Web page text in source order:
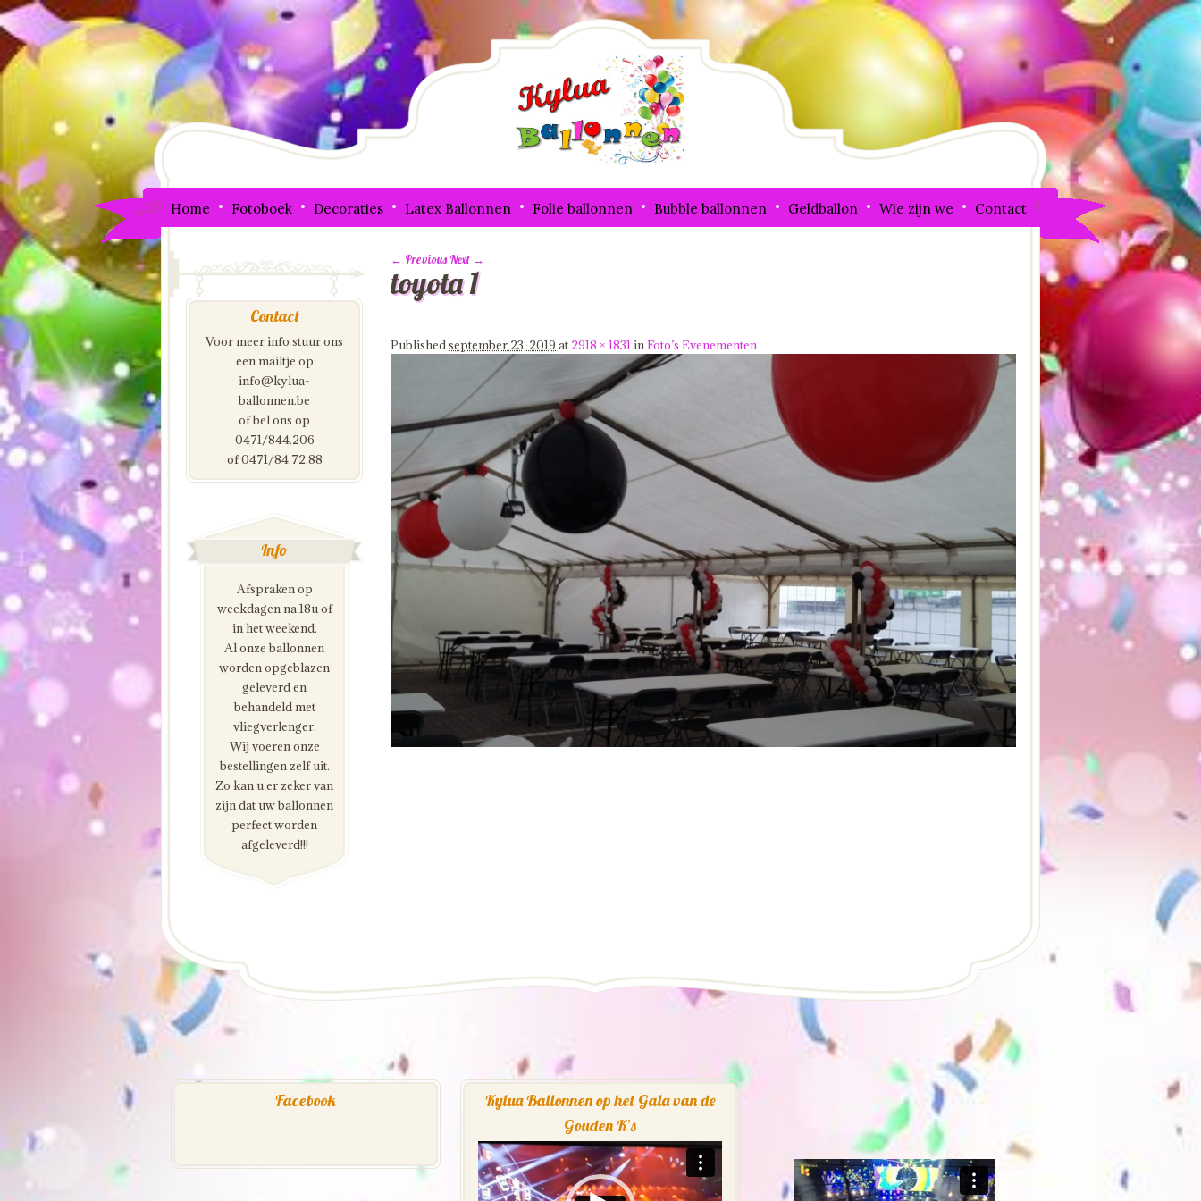
Home Fotoboek Decoraties Latex Ballonnen Folie ballonnen Bubble ballonnen Geldballon Wie zijn we Contact
Image navigation
← Previous Next →
toyota 1
Publishedseptember 23, 2019 at 2918 × 1831inFoto’s Evenementen
Contact
Voor meer info stuur ons
een mailtje op
info@kylua-
ballonnen.be
of bel ons op
0471/844.206
of 0471/84.72.88
Info
Afspraken op
weekdagen na 18u of
in het weekend.
Al onze ballonnen
worden opgeblazen
geleverd en
behandeld met
vliegverlenger.
Wij voeren onze
bestellingen zelf uit.
Zo kan u er zeker van
zijn dat uw ballonnen
perfect worden
afgeleverd!!!
Facebook
Kylua Ballonnen op het Gala van de
Gouden K’s
Videospeler